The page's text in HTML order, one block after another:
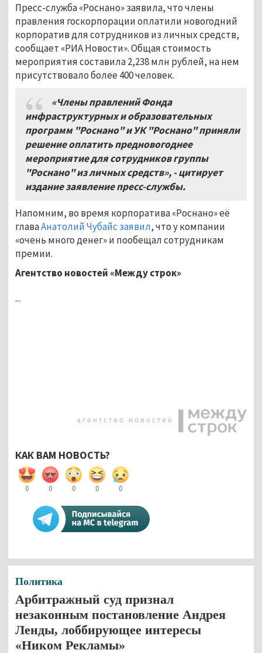
Пресс-служба «Роснано» заявила, что члены
правления госкорпорации оплатили новогодний
корпоратив для сотрудников из личных средств,
сообщает «РИА Новости». Общая стоимость
мероприятия составила 2,238 млн рублей, на нем
присутствовало более 400 человек.
«Члены правлений Фонда
инфраструктурных и образовательных
программ "Роснано" и УК "Роснано" приняли
решение оплатить предновогоднее
мероприятие для сотрудников группы
"Роснано" из личных средств», - цитирует
издание заявление пресс-службы.
Напомним, во время корпоратива «Роснано» её
главаАнатолий Чубайс заявил, что у компании
«очень много денег» и пообещал сотрудникам
премии.
Агентство новостей «Между строк»
...
КАК ВАМ НОВОСТЬ?
0 0 0 0 0
Политика
Арбитражный суд признал
незаконным постановление Андрея
Ленды, лоббирующее интересы
«Ником Рекламы»